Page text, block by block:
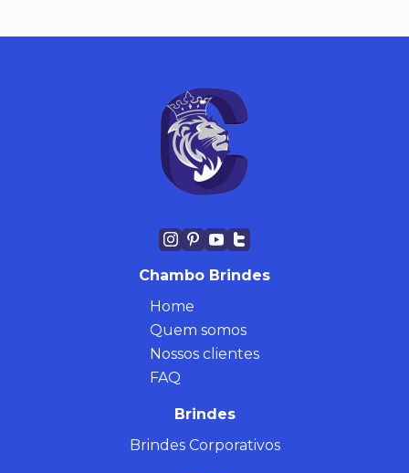
Chambo Brindes
Home
Quem somos
Nossos clientes
FAQ
Brindes
Brindes Corporativos